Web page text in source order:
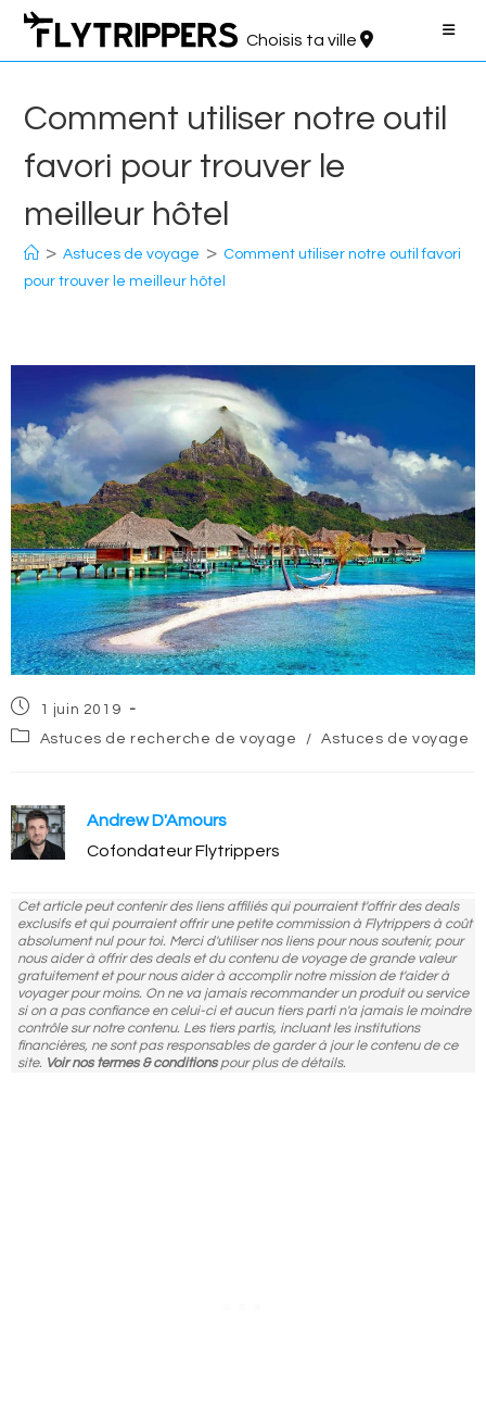
Aller
contenu
Choisis ta ville
Comment utiliser notre outil
favori pour trouver le
meilleur hôtel
> Astuces de voyage > Comment utiliser notre outil favori
pour trouver le meilleur hôtel
Post
published:
1 juin 2019
PostAstuces de recherche de voyage / Astuces de voyage
Andrew D'Amours
Cofondateur Flytrippers
Cet article peut contenir des liens affiliés qui pourraient t'offrir des deals
exclusifs et qui pourraient offrir une petite commission à Flytrippers à coût
absolument nul pour toi. Merci d'utiliser nos liens pour nous soutenir, pour
nous aider à offrir des deals et du contenu de voyage de grande valeur
gratuitement et pour nous aider à accomplir notre mission de t'aider à
voyager pour moins. On ne va jamais recommander un produit ou service
si on a pas confiance en celui-ci et aucun tiers parti n'a jamais le moindre
contrôle sur notre contenu. Les tiers partis, incluant les institutions
financières, ne sont pas responsables de garder à jour le contenu de ce
site. Voir nos termes & conditionspour plus de détails.